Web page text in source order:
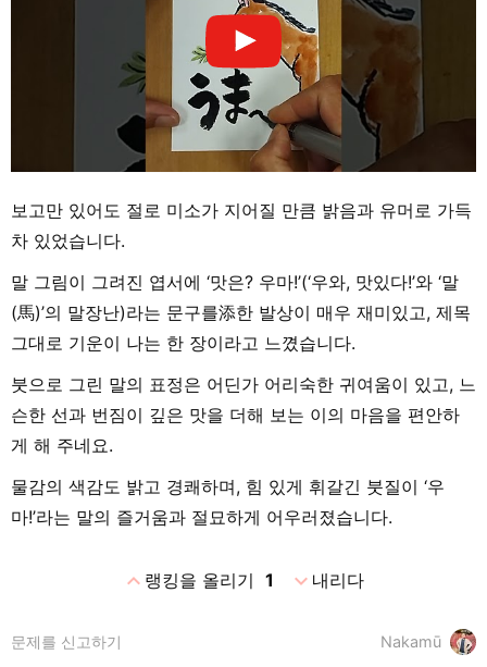
보고만 있어도 절로 미소가 지어질 만큼 밝음과 유머로 가득
차 있었습니다.
말 그림이 그려진 엽서에 ‘맛은? 우마!’(‘우와, 맛있다!’와 ‘말
(馬)’의 말장난)라는 문구를添한 발상이 매우 재미있고, 제목
그대로 기운이 나는 한 장이라고 느꼈습니다.
붓으로 그린 말의 표정은 어딘가 어리숙한 귀여움이 있고, 느
슨한 선과 번짐이 깊은 맛을 더해 보는 이의 마음을 편안하
게 해 주네요.
물감의 색감도 밝고 경쾌하며, 힘 있게 휘갈긴 붓질이 ‘우
마!’라는 말의 즐거움과 절묘하게 어우러졌습니다.
expand_less랭킹을 올리기 1 expand_more내리다
Nakamū
문제를 신고하기